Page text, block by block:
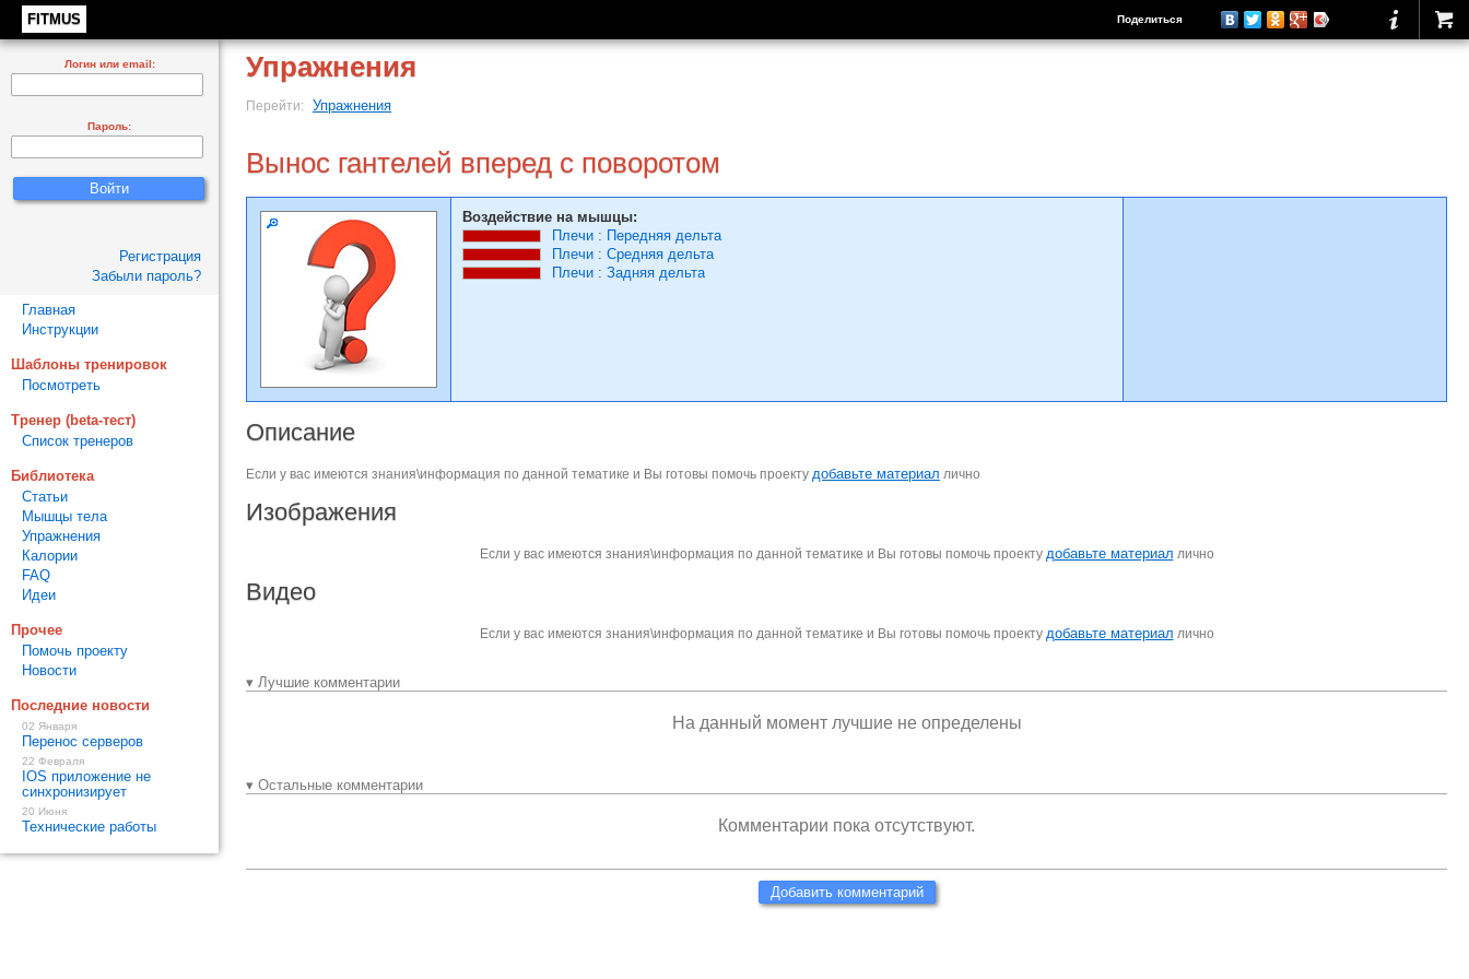
FITMUS Поделиться
Упражнения
Перейти: Упражнения
Вынос гантелей вперед с поворотом
Воздействие на мышцы:
Плечи : Передняя дельта
Плечи : Средняя дельта
Плечи : Задняя дельта
Описание
Если у вас имеются знания\информация по данной тематике и Вы готовы помочь проекту добавьте материал лично
Изображения
Если у вас имеются знания\информация по данной тематике и Вы готовы помочь проекту добавьте материал лично
Видео
Если у вас имеются знания\информация по данной тематике и Вы готовы помочь проекту добавьте материал лично
▾ Лучшие комментарии
На данный момент лучшие не определены
▾ Остальные комментарии
Комментарии пока отсутствуют.
Добавить комментарий
Логин или email:
Пароль:
Регистрация
Забыли пароль?
Главная
Инструкции
Шаблоны тренировок
Посмотреть
Тренер (beta-тест)
Список тренеров
Библиотека
Статьи
Мышцы тела
Упражнения
Калории
FAQ
Идеи
Прочее
Помочь проекту
Новости
Последние новости
02 Января
Перенос серверов
22 Февраля
IOS приложение не
синхронизирует
20 Июня
Технические работы